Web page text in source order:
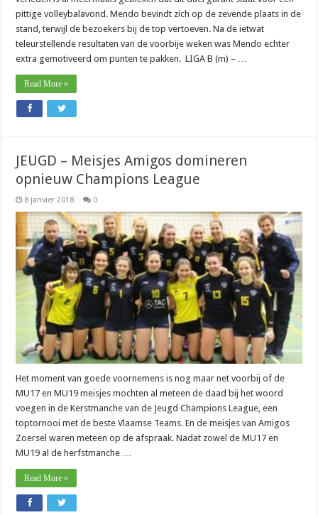
pittige volleybalavond. Mendo bevindt zich op de zevende plaats in de
stand, terwijl de bezoekers bij de top vertoeven. Na de ietwat
teleurstellende resultaten van de voorbije weken was Mendo echter
extra gemotiveerd om punten te pakken. LIGA B (m) – …
Read More »
JEUGD – Meisjes Amigos domineren
opnieuw Champions League
8 janvier 2018 0
Het moment van goede voornemens is nog maar net voorbij of de
MU17 en MU19 meisjes mochten al meteen de daad bij het woord
voegen in de Kerstmanche van de Jeugd Champions League, een
toptornooi met de beste Vlaamse Teams. En de meisjes van Amigos
Zoersel waren meteen op de afspraak. Nadat zowel de MU17 en
MU19 al de herfstmanche …
Read More »